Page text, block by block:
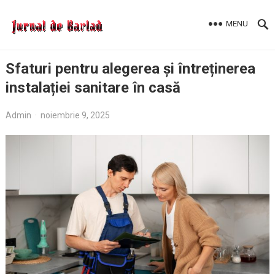
MENU
Sfaturi pentru alegerea și întreținerea
instalației sanitare în casă
Admin · noiembrie 9, 2025